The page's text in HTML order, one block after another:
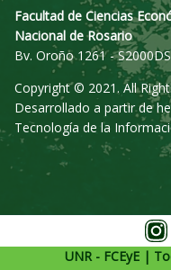
Facultad de Ciencias
Nacional de Rosario
Bv. Oroño 1261 -
Copyright © 2021. All
Desarrollado a partir de
Tecnología de la
UNR - FCEyE |